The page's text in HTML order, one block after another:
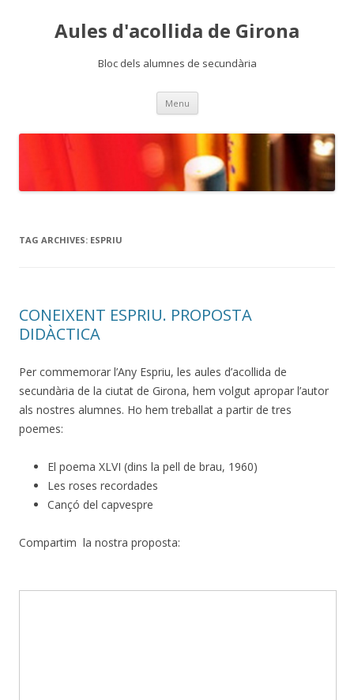
Aules d'acollida de Girona
Bloc dels alumnes de secundària
Menu Skip
content
TAG ARCHIVES: ESPRIU
CONEIXENT ESPRIU. PROPOSTA
DIDÀCTICA
Per commemorar l’Any Espriu, les aules d’acollida de
secundària de la ciutat de Girona, hem volgut apropar l’autor
als nostres alumnes. Ho hem treballat a partir de tres
poemes:
El poema XLVI (dins la pell de brau, 1960)
Les roses recordades
Cançó del capvespre
Compartim la nostra proposta: